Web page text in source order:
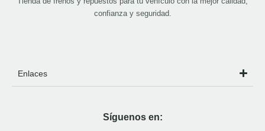
confianza y seguridad.
Enlaces
Síguenos en: